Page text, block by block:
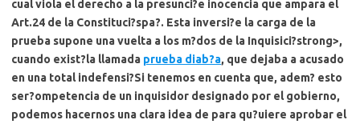
cual viola el derecho a la presunci?e inocencia que ampara el
Art.24 de la Constituci?spa?. Esta inversi?e la carga de la
prueba supone una vuelta a los m?dos de la Inquisici?strong>,
cuando exist?la llamada prueba diab?a, que dejaba a acusado
en una total indefensi?Si tenemos en cuenta que, adem? esto
ser?ompetencia de un inquisidor designado por el gobierno,
podemos hacernos una clara idea de para qu?uiere aprobar el